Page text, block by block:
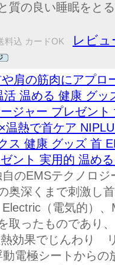
質の良い睡眠をと
料込 カードOK
レビュ
肩の筋肉にアプロ
活 温める 健康 グ
ジャー プレゼン
温熱で首ケア
ス 健康 グッズ 首
ント 実用的 温め
のEMSテクノロ
奥深くまで刺激し
（電気的）
取ったものであり
効果でじんわり
電極シートから